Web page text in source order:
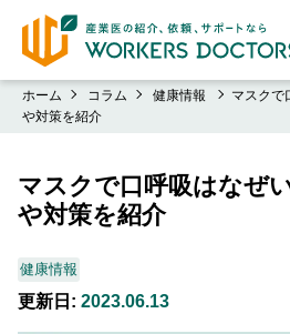
ホーム コラム 健康情報
マスクで
や対策を紹介
マスクで口呼吸はなぜ
や対策を紹介
健康情報
更新日: 2023.06.13